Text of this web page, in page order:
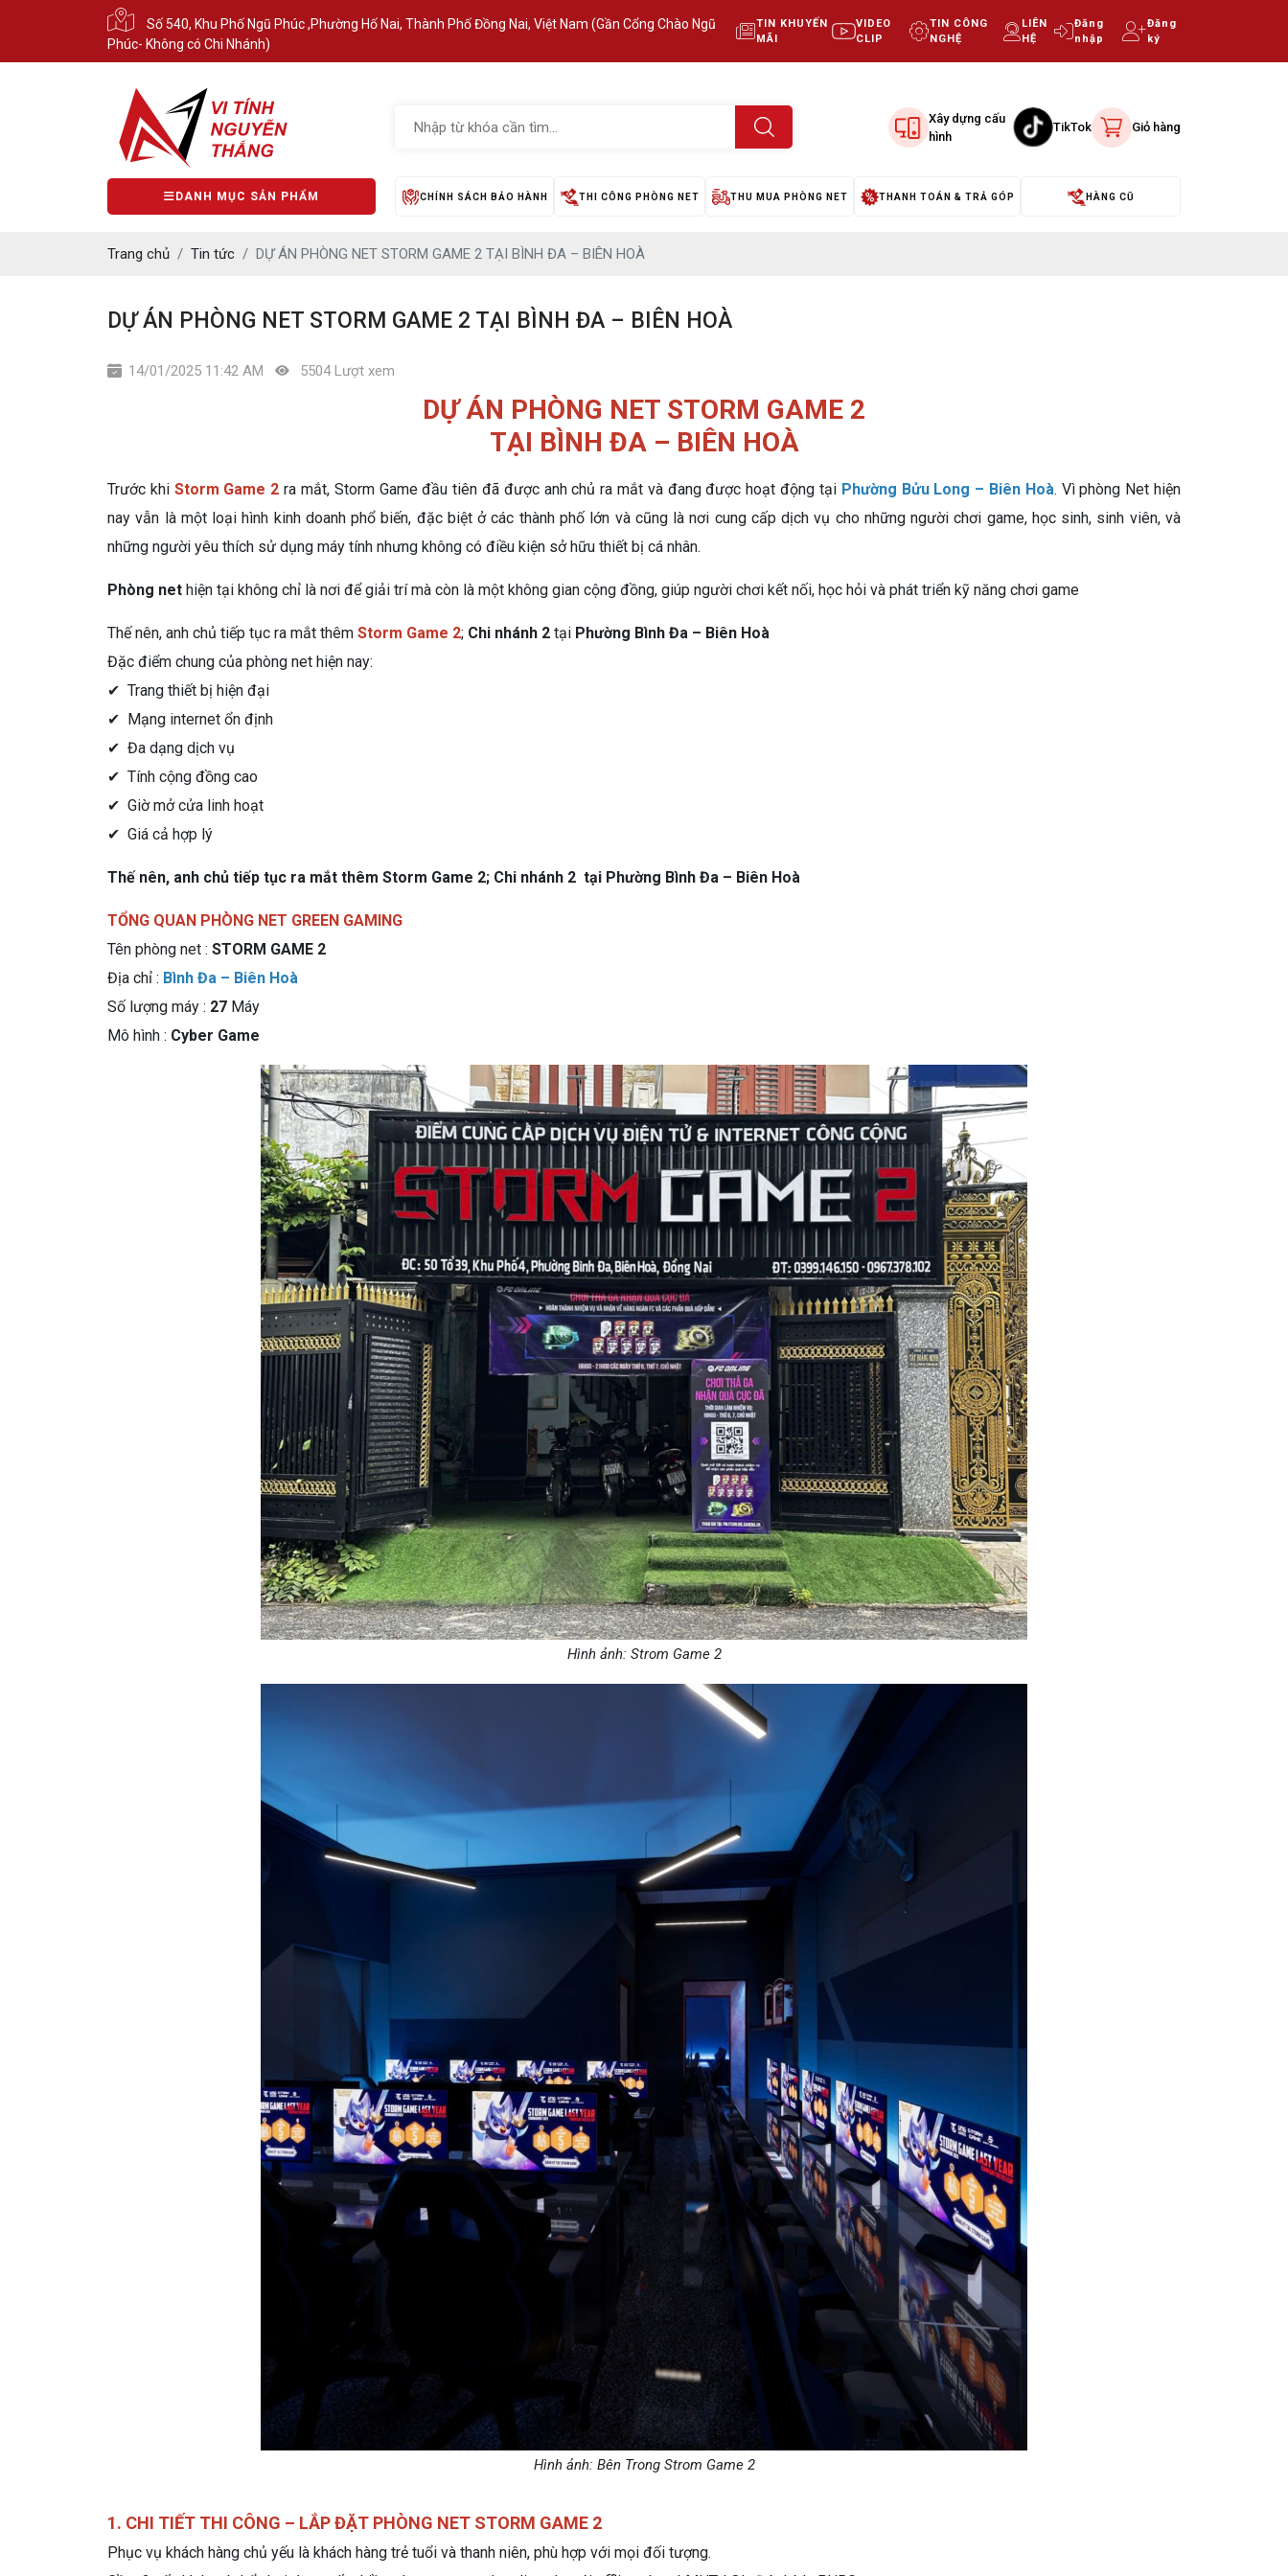
Số 540, Khu Phố Ngũ Phúc ,Phường Hố Nai, Thành Phố Đồng Nai, Việt Nam (Gần Cổng Chào Ngũ
Phúc- Không có Chi Nhánh)
TIN KHUYẾN
MÃI
VIDEO
CLIP
TIN CÔNG
NGHỆ
LIÊN
HỆ
Đăng
nhập
Đăng
ký
Xây dựng cấu
hình
TikTok Giỏ hàng
DANH MỤC SẢN PHẨM CHÍNH SÁCH BẢO HÀNH THI CÔNG PHÒNG NET THU MUA PHÒNG NET THANH TOÁN & TRẢ GÓP HÀNG CŨ
Trang chủ Tin tức DỰ ÁN PHÒNG NET STORM GAME 2 TẠI BÌNH ĐA – BIÊN HOÀ
DỰ ÁN PHÒNG NET STORM GAME 2 TẠI BÌNH ĐA – BIÊN HOÀ
14/01/2025 11:42 AM 5504 Lượt xem
DỰ ÁN PHÒNG NET STORM GAME 2
TẠI BÌNH ĐA – BIÊN HOÀ
Trước khiStorm Game 2 ra mắt, Storm Game đầu tiên đã được anh chủ ra mắt và đang được hoạt động tại Phường Bửu Long – Biên Hoà. Vì phòng Net hiện
nay vẫn là một loại hình kinh doanh phổ biến, đặc biệt ở các thành phố lớn và cũng là nơi cung cấp dịch vụ cho những người chơi game, học sinh, sinh viên, và
những người yêu thích sử dụng máy tính nhưng không có điều kiện sở hữu thiết bị cá nhân.
Phòng net hiện tại không chỉ là nơi để giải trí mà còn là một không gian cộng đồng, giúp người chơi kết nối, học hỏi và phát triển kỹ năng chơi game
Thế nên, anh chủ tiếp tục ra mắt thêm Storm Game 2; Chi nhánh 2 tại Phường Bình Đa – Biên Hoà
Đặc điểm chung của phòng net hiện nay:
✔ Trang thiết bị hiện đại
✔ Mạng internet ổn định
✔ Đa dạng dịch vụ
✔ Tính cộng đồng cao
✔ Giờ mở cửa linh hoạt
✔ Giá cả hợp lý
Thế nên, anh chủ tiếp tục ra mắt thêm Storm Game 2; Chi nhánh 2 tại Phường Bình Đa – Biên Hoà
TỔNG QUAN PHÒNG NET GREEN GAMING
Tên phòng net : STORM GAME 2
Địa chỉ : Bình Đa – Biên Hoà
Số lượng máy : 27 Máy
Mô hình : Cyber Game
Hình ảnh: Strom Game 2
Hình ảnh: Bên Trong Strom Game 2
1. CHI TIẾT THI CÔNG – LẮP ĐẶT PHÒNG NET STORM GAME 2
Phục vụ khách hàng chủ yếu là khách hàng trẻ tuổi và thanh niên, phù hợp với mọi đối tượng.